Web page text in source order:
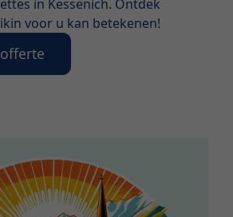
in Kessenich. Ontdek
voor u kan betekenen!